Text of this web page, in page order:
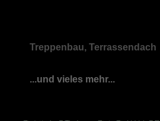
Treppenbau, Terrassendach
...und vieles mehr...